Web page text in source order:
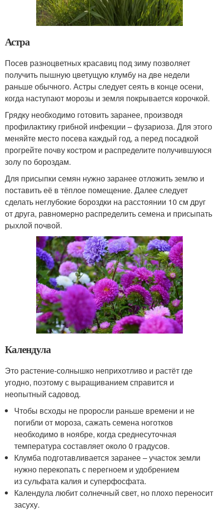
Астра
Посев разноцветных красавиц под зиму позволяет
получить пышную цветущую клумбу на две недели
раньше обычного. Астры следует сеять в конце осени,
когда наступают морозы и земля покрывается корочкой.
Грядку необходимо готовить заранее, производя
профилактику грибной инфекции – фузариоза. Для этого
меняйте место посева каждый год, а перед посадкой
прогрейте почву костром и распределите получившуюся
золу по бороздам.
Для присыпки семян нужно заранее отложить землю и
поставить её в тёплое помещение. Далее следует
сделать неглубокие бороздки на расстоянии 10 см друг
от друга, равномерно распределить семена и присыпать
рыхлой почвой.
Календула
Это растение-солнышко неприхотливо и растёт где
угодно, поэтому с выращиванием справится и
неопытный садовод.
Чтобы всходы не проросли раньше времени и не
погибли от мороза, сажать семена ноготков
необходимо в ноябре, когда среднесуточная
температура составляет около 0 градусов.
Клумба подготавливается заранее – участок земли
нужно перекопать с перегноем и удобрением
из сульфата калия и суперфосфата.
Календула любит солнечный свет, но плохо переносит
засуху.